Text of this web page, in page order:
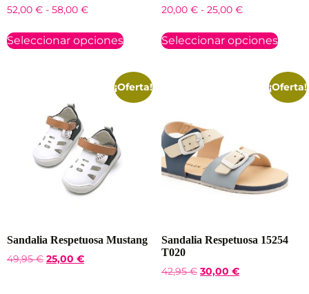
52,00 € - 58,00 €
Seleccionar opciones
20,00 € - 25,00 €
Seleccionar opciones
¡Oferta!
Sandalia Respetuosa Mustang
49,95€ 25,00 €
¡Oferta!
Sandalia Respetuosa 15254
T020
42,95€ 30,00 €